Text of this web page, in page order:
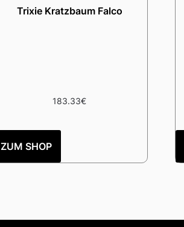
Trixie Kratzbaum Falco
183.33€
ZUM SHOP